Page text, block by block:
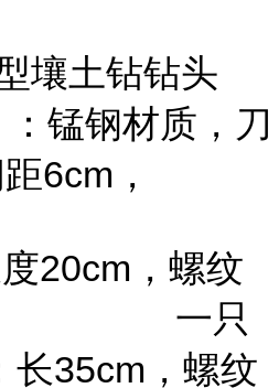
壤土钻钻头
：锰钢材质，刀
6cm，
20cm，螺纹
一只
长35cm，螺纹